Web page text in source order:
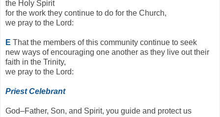
the Holy Spirit
for the work they continue to do for the Church,
we pray to the Lord:
E That the members of this community continue to seek
new ways of encouraging one another as they live out their
faith in the Trinity,
we pray to the Lord:
Priest Celebrant
God–Father, Son, and Spirit, you guide and protect us